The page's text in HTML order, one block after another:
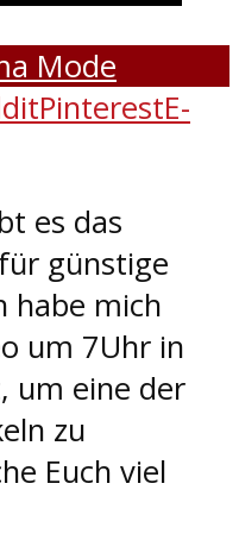
Mode
PinterestE-
es das
günstige
habe mich
um 7Uhr in
um eine der
zu
Euch viel